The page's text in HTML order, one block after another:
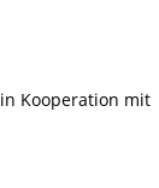
in Kooperation mit